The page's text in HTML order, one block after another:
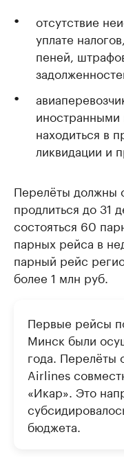
отсутствие
уплате
пеней,
находиться в
ликвидации и
Перелёты должны
продлиться до 31
состояться 60
парных рейса в
парный рейс
более 1 млн руб.
Первые рейсы
Минск были
года. Перелёты
Airlines
«Икар». Это
бюджета.